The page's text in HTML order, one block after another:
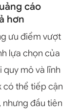
cáo
hơn
ưu điểm vượt
lựa chọn của
mô và lĩnh
có thể tiếp cận
đầu tiên